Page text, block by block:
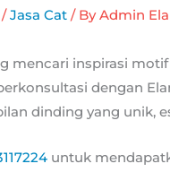
/Jasa Cat / ByAdmin
mencari inspirasi
dengan
dinding yang unik,
untuk